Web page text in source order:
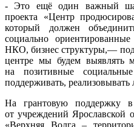
- Это ещё один важный
проекта «Центр
который должен
социально
НКО, бизнес структуры,—
центре мы будем выявлять
на позитивные
поддерживать,
На грантовую поддержку
от учреждений Ярославской